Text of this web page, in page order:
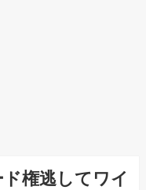
ド権逃してワイ